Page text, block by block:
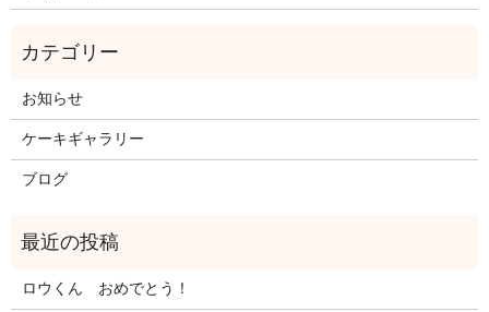
お知らせ
ケーキギャラリー
ブログ
ロウくん おめでとう！